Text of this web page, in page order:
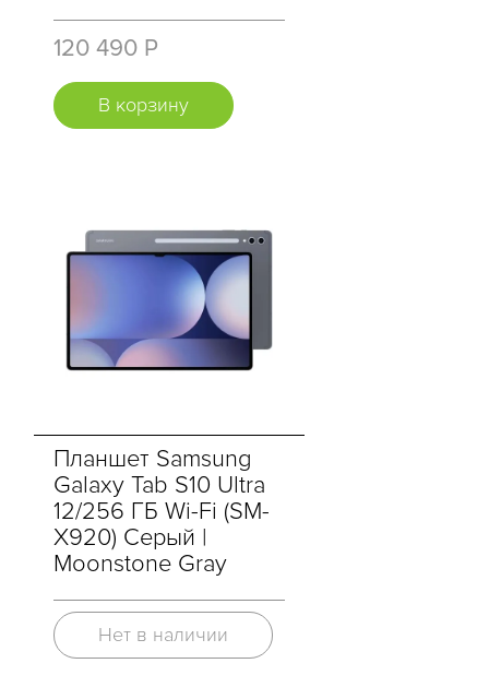
120 490 Р
В корзину
Планшет Samsung
Galaxy Tab S10 Ultra
12/256 ГБ Wi-Fi (SM-
X920) Серый |
Moonstone Gray
Нет в наличии